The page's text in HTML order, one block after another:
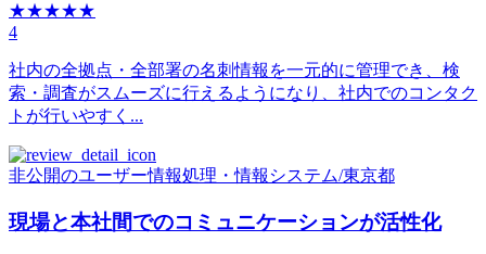
★★★★★
4
社内の全拠点・全部署の名刺情報を一元的に管理でき、検
索・調査がスムーズに行えるようになり、社内でのコンタク
トが行いやすく...
非公開のユーザー情報処理・情報システム/東京都
現場と本社間でのコミュニケーションが活性化